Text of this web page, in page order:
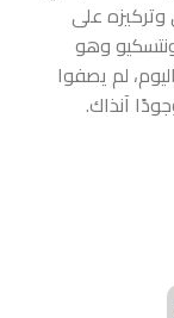
وتركيزه على
وهو
لم يصفوا
آنذاك.